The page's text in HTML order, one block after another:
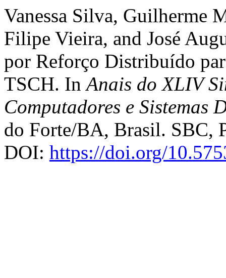
Vanessa Silva, Guilherme
Filipe Vieira, and José
por Reforço Distribuído
TSCH. InAnais do XLIV
Computadores e Sistemas
do Forte/BA, Brasil. SBC,
DOI: https://doi.org/